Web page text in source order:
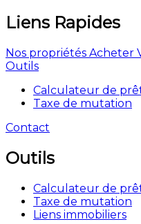
Liens Rapides
Nos propriétés Acheter
Outils
Calculateur de
Taxe de mutation
Contact
Outils
Calculateur de
Taxe de mutation
Liens immobiliers